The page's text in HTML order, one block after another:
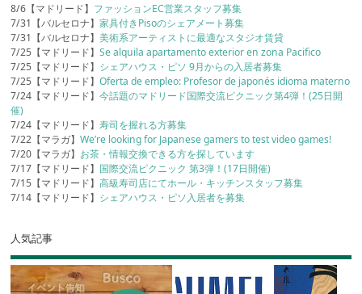
8/6【マドリード】 ファッションEC営業スタッフ募集
7/31【バルセロナ】家具付きPisoのシェアメート募集
7/31【バルセロナ】美術系アーティストに最適なスタジオ賃貸
7/25【マドリード】Se alquila apartamento exterior en zona Pacifico
7/25【マドリード】 シェアハウス・ピソ 9月からの入居者募集
7/25【マドリード】Oferta de empleo: Profesor de japonés idioma materno
7/24【マドリード】今話題のマドリード国際交流ピクニック第4弾！(25日開
催)
7/24【マドリード】寿司を握れる方募集
7/22【マラガ】We’re looking for Japanese gamers to test video games!
7/20【マラガ】 お茶・情報交換できる方を探しています
7/17【マドリード】 国際交流ピクニック 第3弾！(17日開催)
7/15【マドリード】高級寿司店にてホール・キッチンスタッフ募集
7/14【マドリード】 シェアハウス・ピソ入居者を募集
人気記事